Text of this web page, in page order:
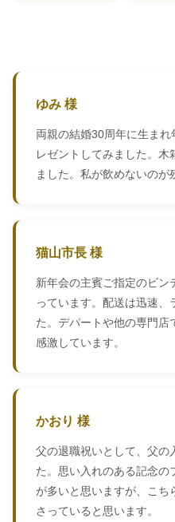
ゆみ 様
両親の結婚30周年に生ま
レゼントしてみました。
ました。私が飲めないのが
猫山市長 様
新年会の主賓ご指定のビン
っています。配送は迅速、
た。デパートや他の専門店
感激しています。
かおり 様
父の退職祝いとして、父の
た。思い入れのある記念の
が多いと思いますが、こち
さっていると思います。